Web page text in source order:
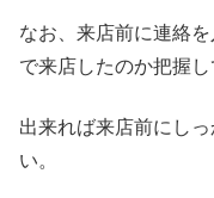
なお、来店前に連絡
で来店したのか把握し
出来れば来店前にし
い。